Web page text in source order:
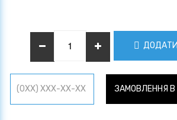
ЗАМОВЛЕННЯ В